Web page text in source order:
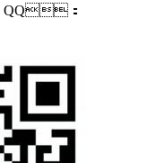
QQ：